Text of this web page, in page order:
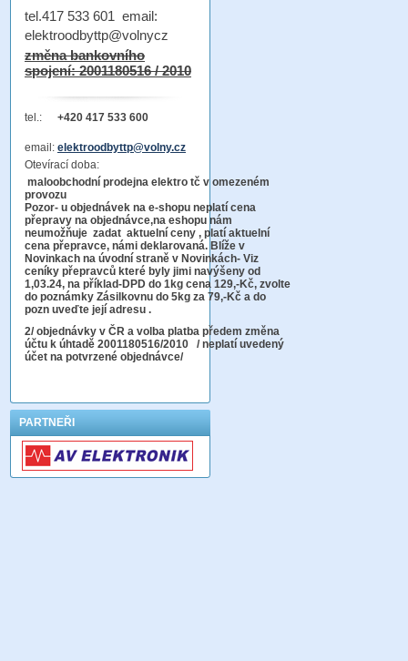
tel.417 533 601 email:
elektroodbyttp@volnycz
změna bankovního
spojení: 2001180516 / 2010
tel.: +420 417 533 600
email: elektroodbyttp@volny.cz
Otevírací doba:
maloobchodní prodejna elektro tč v omezeném
provozu
Pozor- u objednávek na e-shopu neplatí cena
přepravy na objednávce,na eshopu nám
neumožňuje zadat aktuelní ceny , platí aktuelní
cena přepravce, námi deklarovaná. Blíže v
Novinkach na úvodní straně v Novinkách- Viz
ceníky přepravců které byly jimi navýšeny od
1,03.24, na příklad-DPD do 1kg cena 129,-Kč, zvolte
do poznámky Zásilkovnu do 5kg za 79,-Kč a do
pozn uveďte její adresu .
2/ objednávky v ČR a volba platba předem změna
účtu k úhtadě 2001180516/2010 / neplatí uvedený
účet na potvrzené objednávce/
PARTNEŘI